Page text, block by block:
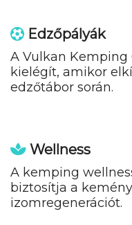
Edzőpályák
A Vulkan
kielégít, amikor
edzőtábor során.
Wellness
A kemping
biztosítja a
izomregenerációt.